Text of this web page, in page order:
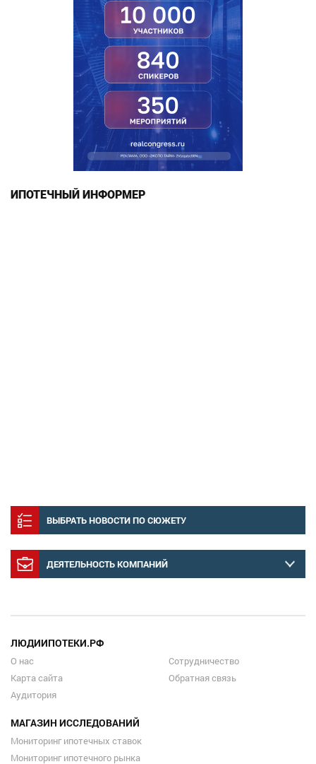
ИПОТЕЧНЫЙ ИНФОРМЕР
ВЫБРАТЬ НОВОСТИ ПО СЮЖЕТУ
ДЕЯТЕЛЬНОСТЬ КОМПАНИЙ
ЛЮДИИПОТЕКИ.РФ
О нас
Карта сайта
Аудитория
Сотрудничество
Обратная связь
МАГАЗИН ИССЛЕДОВАНИЙ
Мониторинг ипотечных ставок
Мониторинг ипотечного рынка